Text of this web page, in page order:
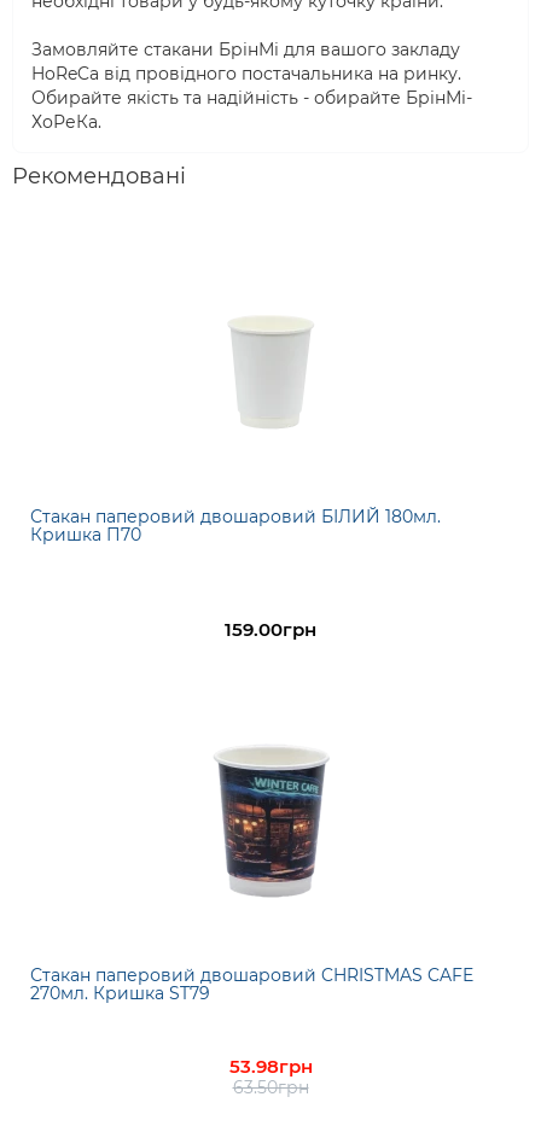
Замовляйте стакани БрінМі для вашого закладу
HoReCa від провідного постачальника на ринку.
Обирайте якість та надійність - обирайте БрінМі-
ХоРеКа.
Рекомендовані
Стакан паперовий двошаровий БІЛИЙ 180мл.
Кришка П70
159.00грн
Стакан паперовий двошаровий CHRISTMAS CAFE
270мл. Кришка ST79
53.98грн
63.50грн